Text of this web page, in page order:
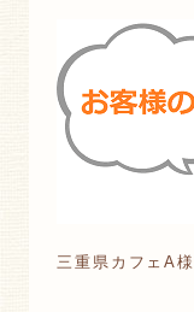
三重県カフェA様